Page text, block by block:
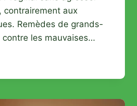
contrairement aux
Remèdes de grands-
les mauvaises…